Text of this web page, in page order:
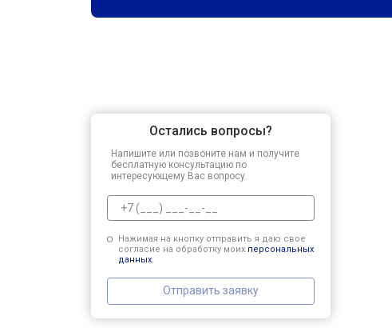
Остались вопросы?
Напишите или позвоните нам и получите
бесплатную консультацию по
интересующему Вас вопросу.
Нажимая на кнопку отправить я даю свое
согласие на обработку моих персональных
данных.
Отправить заявку